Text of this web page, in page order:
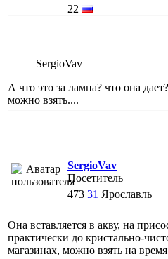
22
SergioVav
А что это за лампа? что она
можно взять....
SergioVav
Посетитель
473 31 Ярославль
Она вставляется в акву, на
практически до кристально-
магазинах, можно взять на